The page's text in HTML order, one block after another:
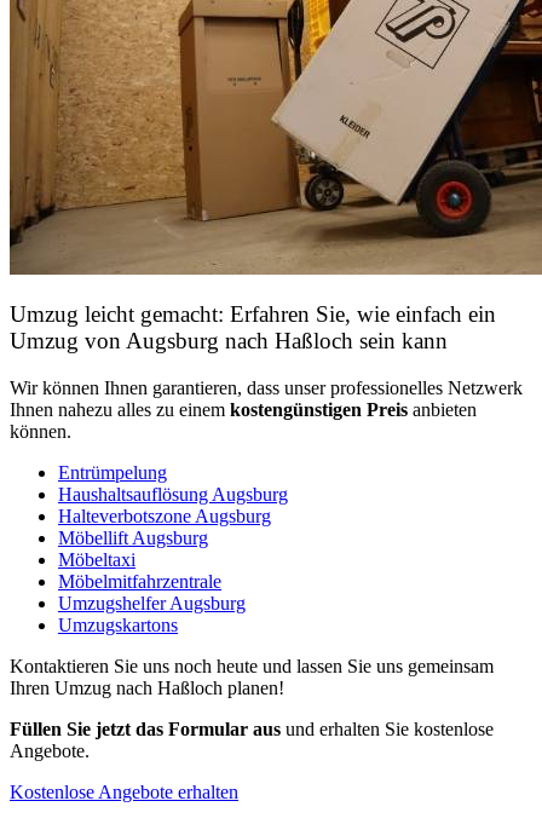
Umzug leicht gemacht: Erfahren Sie, wie einfach ein
Umzug von Augsburg nach Haßloch sein kann
Wir können Ihnen garantieren, dass unser professionelles Netzwerk
Ihnen nahezu alles zu einem kostengünstigen Preis anbieten
können.
Entrümpelung
Haushaltsauflösung Augsburg
Halteverbotszone Augsburg
Möbellift Augsburg
Möbeltaxi
Möbelmitfahrzentrale
Umzugshelfer Augsburg
Umzugskartons
Kontaktieren Sie uns noch heute und lassen Sie uns gemeinsam
Ihren Umzug nach Haßloch planen!
Füllen Sie jetzt das Formular aus und erhalten Sie kostenlose
Angebote.
Kostenlose Angebote erhalten